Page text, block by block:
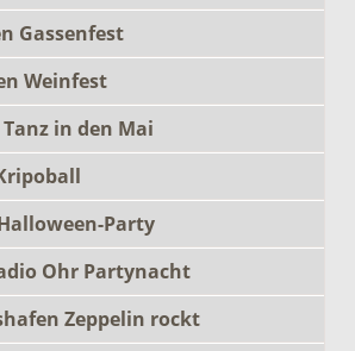
Gassenfest
Weinfest
in den Mai
Party
Ohr Partynacht
Zeppelin rockt